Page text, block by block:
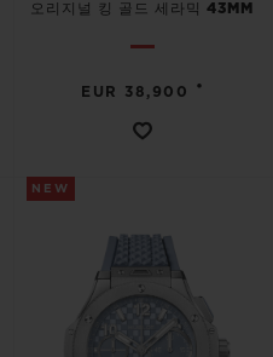
오리지널 킹 골드 세라믹 43MM
EUR 38,900 •
NEW